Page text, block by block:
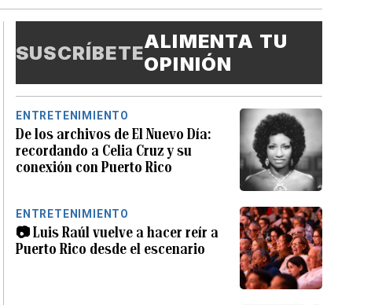
SUSCRÍBETEALIMENTA TU
OPINIÓN
ENTRETENIMIENTO
De los archivos de El Nuevo Día:
recordando a Celia Cruz y su
conexión con Puerto Rico
ENTRETENIMIENTO
📷 Luis Raúl vuelve a hacer reír a
Puerto Rico desde el escenario